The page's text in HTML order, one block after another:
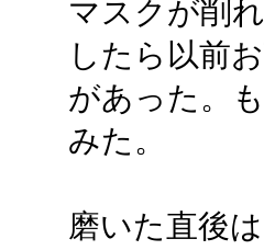
マスクが削
したら以前
があった。
みた。
磨いた直後